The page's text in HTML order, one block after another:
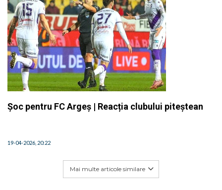
Șoc pentru FC Argeș | Reacția clubului piteștean
19-04-2026, 20:22
Mai multe articole similare